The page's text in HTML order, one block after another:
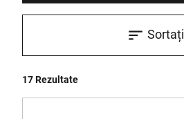
17 Rezultate
Sortați